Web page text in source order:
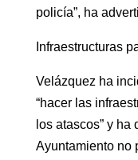
policía”, ha
Infraestructuras
Velázquez ha
“hacer las
los atascos” y ha
Ayuntamiento no